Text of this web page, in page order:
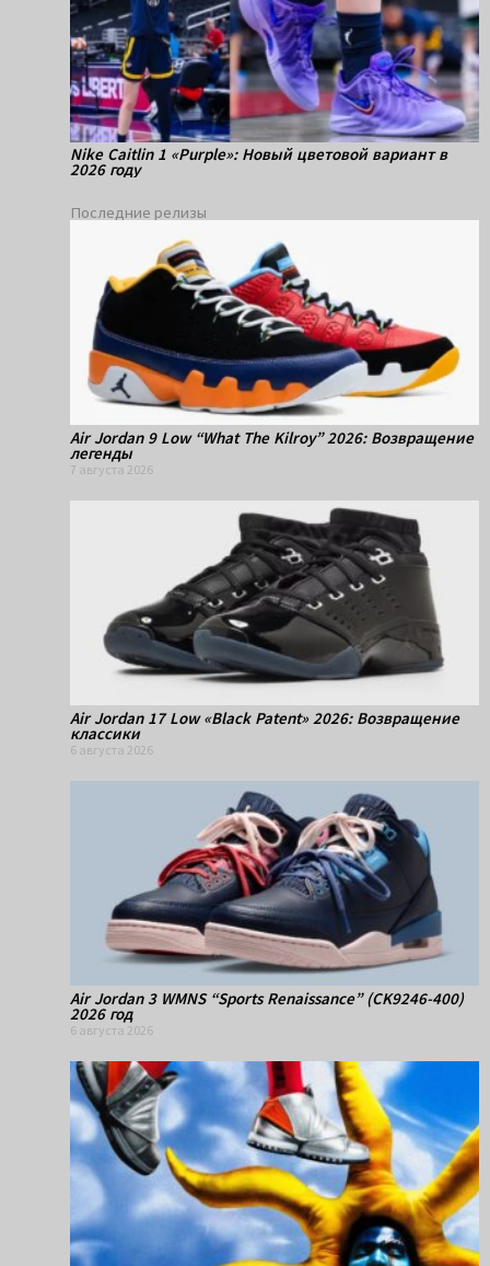
Nike Caitlin 1 «Purple»: Новый цветовой вариант в
2026 году
Последние релизы
Air Jordan 9 Low “What The Kilroy” 2026: Возвращение
легенды
7 августа 2026
Air Jordan 17 Low «Black Patent» 2026: Возвращение
классики
6 августа 2026
Air Jordan 3 WMNS “Sports Renaissance” (CK9246-400)
2026 год
6 августа 2026